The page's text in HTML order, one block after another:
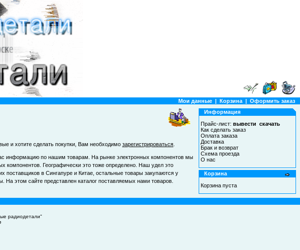
Мои данные | Корзина | Оформить заказ
и хотите сделать покупки, Вам необходимо зарегистрироваться
информацию по нашим товарам. На рынке электронных компонентов мы
компонентов. Географически это тоже определено. Наш удел это
в Сингапуре и Китае, остальные товары закупаются у
этом сайте представлен каталог поставляемых нами товаров.
Информация
Прайс-лист: вывести скачать
Как сделать заказ
Оплата заказа
Доставка
Брак и возврат
Схема проезда
О нас
Корзина
Корзина пуста
радиодетали"